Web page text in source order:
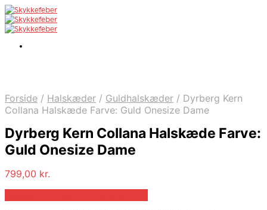
Forside / Halskæder / Guldhalskæder / Dyrberg Kern
Collana Halskæde Farve: Guld Onesize Dame
Dyrberg Kern Collana Halskæde Farve:
Guld Onesize Dame
799,00 kr.